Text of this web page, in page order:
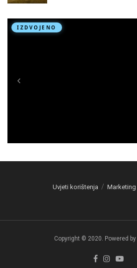
Uvjeti korištenja Marketing
Copyright © 2020. Powered by